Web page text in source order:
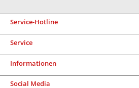
Service-Hotline
Service
Informationen
Social Media